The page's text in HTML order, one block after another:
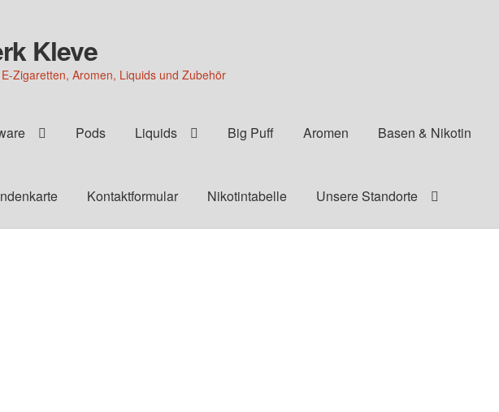
Kleve
Zigaretten, Aromen, Liquids und Zubehör
Pods Liquids Big Puff Aromen Basen & Nikotin
Kontaktformular Nikotintabelle Unsere Standorte